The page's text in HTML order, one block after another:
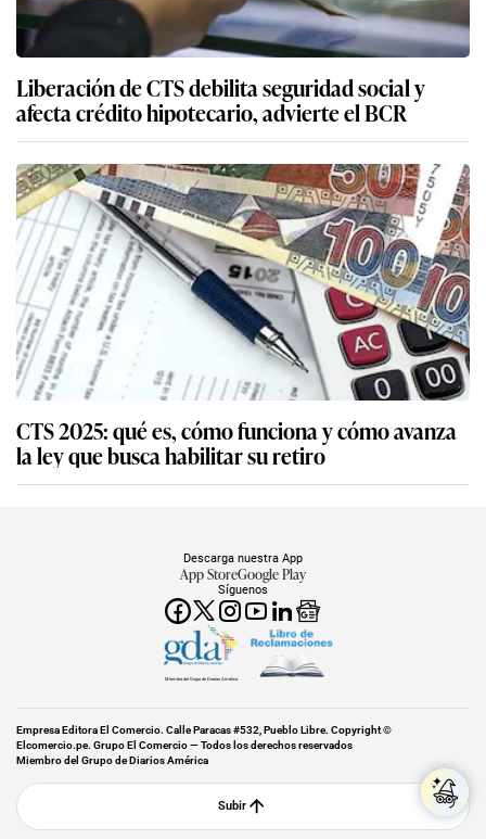
Liberación de CTS debilita seguridad social y
afecta crédito hipotecario, advierte el BCR
CTS 2025: qué es, cómo funciona y cómo avanza
la ley que busca habilitar su retiro
Síguenos
Descarga nuestra App
App StoreGoogle Play
Miembro del Grupo de Diarios América
Empresa Editora El Comercio. Calle Paracas #532, Pueblo Libre. Copyright ©
Elcomercio.pe. Grupo El Comercio — Todos los derechos reservados
Miembro del Grupo de Diarios América
Subir